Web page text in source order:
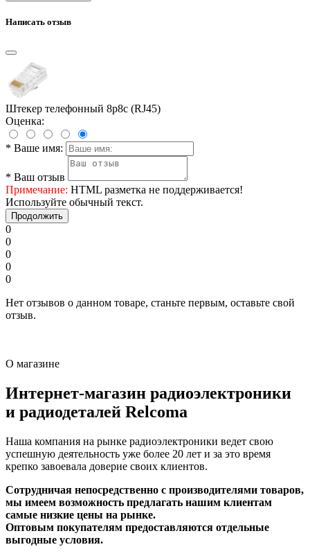
Написать отзыв
Штекер телефонный 8p8c (RJ45)
Оценка:
* Ваше имя:
* Ваш отзыв
Примечание: HTML разметка не поддерживается!
Используйте обычный текст.
Продолжить
0
0
0
0
0
Нет отзывов о данном товаре, станьте первым, оставьте свой
отзыв.
О магазине
Интернет-магазин радиоэлектроники
и радиодеталей Relcoma
Наша компания на рынке радиоэлектроники ведет свою
успешную деятельность уже более 20 лет и за это время
крепко завоевала доверие своих клиентов.
Сотрудничая непосредственно с производителями товаров,
мы имеем возможность предлагать нашим клиентам
самые низкие цены на рынке.
Оптовым покупателям предоставляются отдельные
выгодные условия.